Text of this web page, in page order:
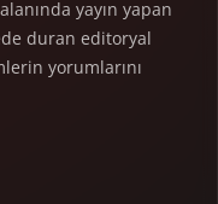
yayın yapan
duran editoryal
yorumlarını